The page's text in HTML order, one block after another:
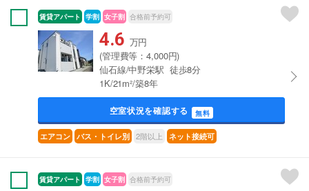
賃貸アパート 学割 女子割 合格前予約可
4.6 万円
(管理費等：4,000円)
仙石線/中野栄駅 徒歩8分
1K/21m²/築8年
空室状況を確認する 無料
エアコン バス・トイレ別 2階以上 ネット接続可
賃貸アパート 学割 女子割 合格前予約可